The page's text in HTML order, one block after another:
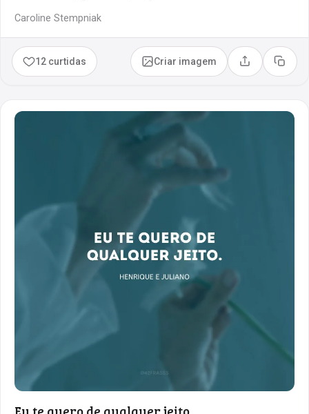
Caroline Stempniak
12 curtidas Criar imagem Compartilhar
Copiar